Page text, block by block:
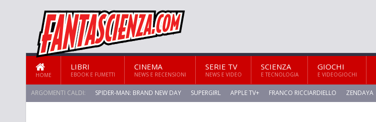
HOME
LIBRI
EBOOK E FUMETTI
CINEMA
NEWS E RECENSIONI
SERIE TV
NEWS E VIDEO
SCIENZA
E TECNOLOGIA
GIOCHI
E VIDEOGIOCHI
ARGOMENTI CALDI: SPIDER-MAN: BRAND NEW DAY SUPERGIRL APPLE TV+ FRANCO RICCIARDIELLO ZENDAYA